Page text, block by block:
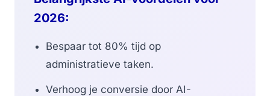
2026:
Bespaar tot 80% tijd op
administratieve taken.
Verhoog je conversie door AI-